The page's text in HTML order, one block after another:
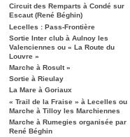
Circuit des Remparts à Condé sur
Escaut (René Béghin)
Lecelles : Pass-Frontière
Sortie Inter club à Aulnoy les
Valenciennes ou « La Route du
Louvre »
Marche à Rosult »
Sortie à Rieulay
La Mare à Goriaux
« Trail de la Fraise » à Lecelles ou
Marche à Tilloy les Marchiennes
Marche à Rumegies organisée par
René Béghin